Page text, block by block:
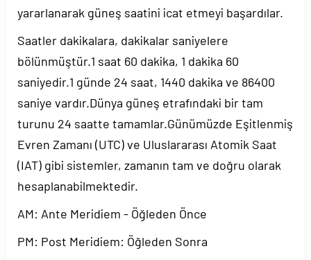
yararlanarak güneş saatini icat etmeyi başardılar.
Saatler dakikalara, dakikalar saniyelere
bölünmüştür.1 saat 60 dakika, 1 dakika 60
saniyedir.1 günde 24 saat, 1440 dakika ve 86400
saniye vardır.Dünya güneş etrafındaki bir tam
turunu 24 saatte tamamlar.Günümüzde Eşitlenmiş
Evren Zamanı (UTC) ve Uluslararası Atomik Saat
(IAT) gibi sistemler, zamanın tam ve doğru olarak
hesaplanabilmektedir.
AM: Ante Meridiem - Öğleden Önce
PM: Post Meridiem: Öğleden Sonra